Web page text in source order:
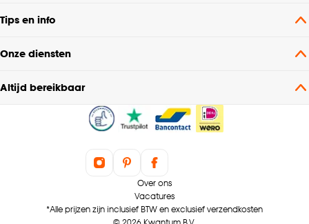
Tips en info
Onze diensten
Altijd bereikbaar
Over ons
Vacatures
*Alle prijzen zijn inclusief BTW en exclusief verzendkosten